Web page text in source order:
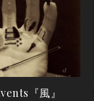
『風』